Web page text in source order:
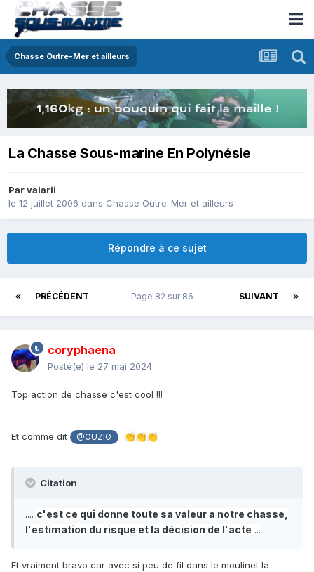
Chasse Outre-Mer et ailleurs
La Chasse Sous-marine En Polynésie
Parvaiarii
le 12 juillet 2006 dans Chasse Outre-Mer et ailleurs
Répondre à ce sujet
PRÉCÉDENT SUIVANT
Page 82 sur 86
coryphaena
Posté(e) le 27 mai 2024
Top action de chasse c'est cool !!!
Et comme dit @OUZIO 👏👏👏
Citation
.... c'est ce qui donne toute sa valeur a notre chasse,
l'estimation du risque et la décision de l'acte ...
Et vraiment bravo car avec si peu de fil dans le moulinet la